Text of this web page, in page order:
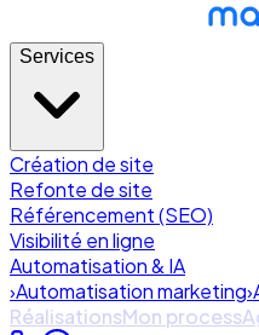
Services
Création de site
Refonte de site
Référencement (SEO)
Visibilité en ligne
Automatisation & IA
›Automatisation marketing›
RéalisationsMon process